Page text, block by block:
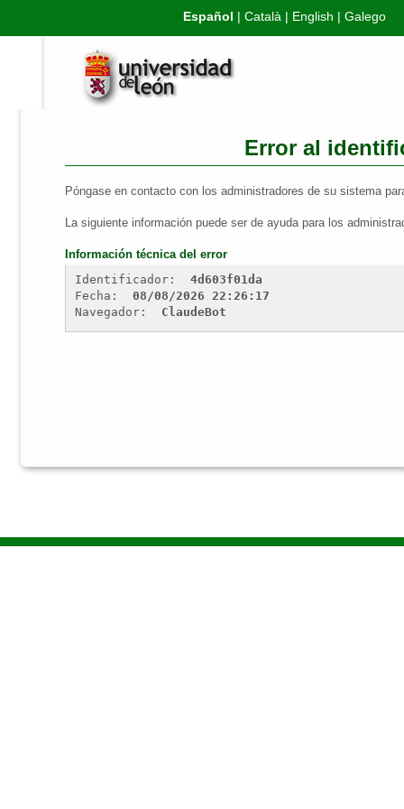
Español | Català | English | Galego
Error al
Póngase en contacto con los administradores de su sistema
La siguiente información puede ser de ayuda para los
Información técnica del error
Identificador:
4d603f01da
Fecha:
08/08/2026 22:26:17
Navegador:
ClaudeBot